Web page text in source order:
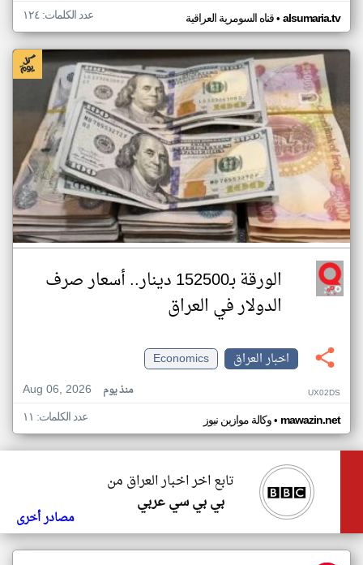
قناه السومرية العراقية• alsumaria.tv عدد الكلمات: ١٢٤
الورقة بـ152500 دينار.. أسعار صرف
الدولار في العراق
اخبار العراق
Economics
Aug 06, 2026
منذ يوم UX02DS
وكالة موازين نيوز• mawazin.net عدد الكلمات: ١١
تابع اخر اخبار العراق من
بي بي سي عربي
مصادر أخرى